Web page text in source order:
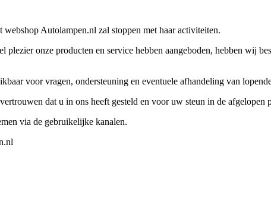
Autolampen.nl zal stoppen met haar activiteiten.
onze producten en service hebben aangeboden, hebben wij
voor vragen, ondersteuning en eventuele afhandeling van
dat u in ons heeft gesteld en voor uw steun in de afgelopen
via de gebruikelijke kanalen.